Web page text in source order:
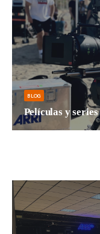
BLOG
Películas y
Este pasado 2025 se han